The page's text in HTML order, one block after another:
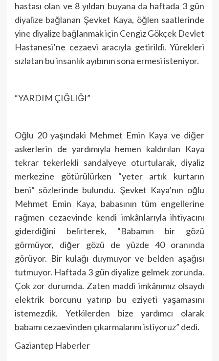
hastası olan ve 8 yıldan buyana da haftada 3 gün
diyalize bağlanan Şevket Kaya, öğlen saatlerinde
yine diyalize bağlanmak için Cengiz Gökçek Devlet
Hastanesi’ne cezaevi aracıyla getirildi. Yürekleri
sızlatan bu insanlık ayıbının sona ermesi isteniyor.
“YARDIM ÇIĞLIĞI”
Oğlu 20 yaşındaki Mehmet Emin Kaya ve diğer
askerlerin de yardımıyla hemen kaldırılan Kaya
tekrar tekerlekli sandalyeye oturtularak, diyaliz
merkezine götürülürken “yeter artık kurtarın
beni” sözlerinde bulundu. Şevket Kaya’nın oğlu
Mehmet Emin Kaya, babasının tüm engellerine
rağmen cezaevinde kendi imkânlarıyla ihtiyacını
giderdiğini belirterek, “Babamın bir gözü
görmüyor, diğer gözü de yüzde 40 oranında
görüyor. Bir kulağı duymuyor ve belden aşağısı
tutmuyor. Haftada 3 gün diyalize gelmek zorunda.
Çok zor durumda. Zaten maddi imkânımız olsaydı
elektrik borcunu yatırıp bu eziyeti yaşamasını
istemezdik. Yetkilerden bize yardımcı olarak
babamı cezaevinden çıkarmalarını istiyoruz” dedi.
Gaziantep Haberler